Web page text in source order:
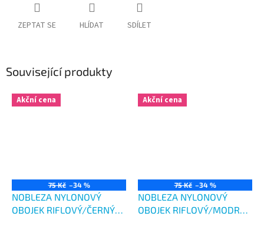
ZEPTAT SE HLÍDAT SDÍLET
Související produkty
Akční cena
75 Kč –34 %
NOBLEZA NYLONOVÝ
OBOJEK RIFLOVÝ/ČERNÝ
Akční cena
75 Kč –34 %
NOBLEZA NYLONOVÝ
OBOJEK RIFLOVÝ/MODRÝ